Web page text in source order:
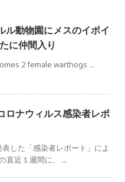
ル動物園にメスのイボイ
に仲間入り
2 female warthogs ...
ロナウィルス感染者レポ
した「感染者レポート」によ
直近１週間に、 ...